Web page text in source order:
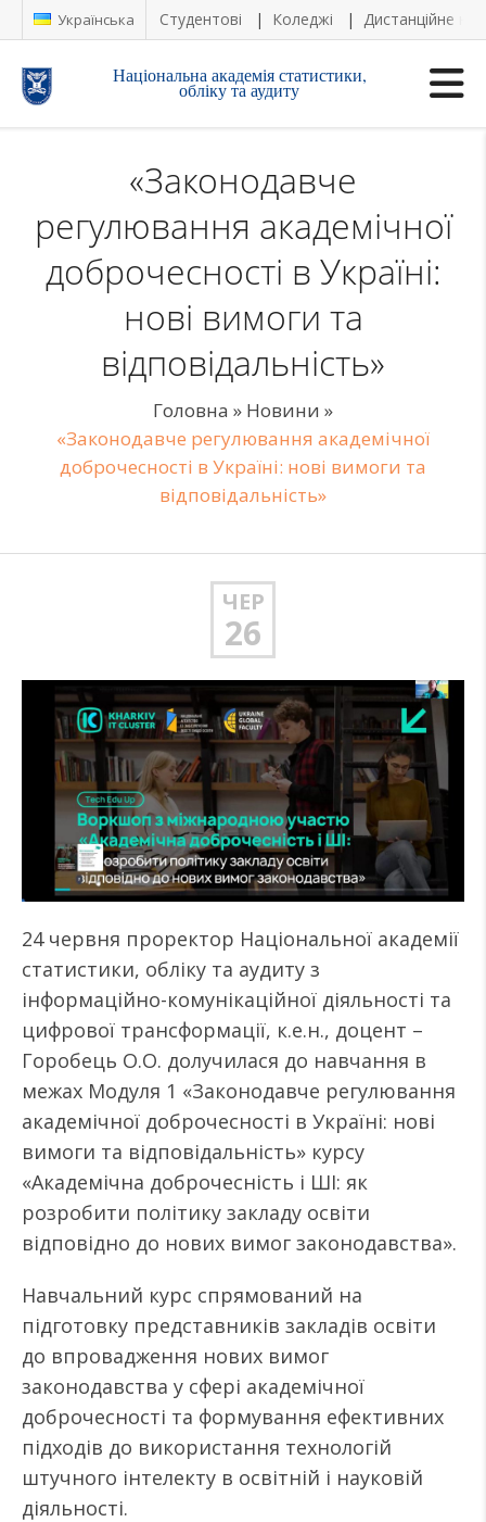
Українська Студентові Коледжі Дистанційне
Національна академія статистики,
обліку та аудиту
«Законодавче
регулювання академічної
доброчесності в Україні:
нові вимоги та
відповідальність»
Головна » Новини »
«Законодавче регулювання академічної
доброчесності в Україні: нові вимоги та
відповідальність»
ЧЕР
26
24 червня проректор Національної академії
статистики, обліку та аудиту з
інформаційно-комунікаційної діяльності та
цифрової трансформації, к.е.н., доцент –
Горобець О.О. долучилася до навчання в
межах Модуля 1 «Законодавче регулювання
академічної доброчесності в Україні: нові
вимоги та відповідальність» курсу
«Академічна доброчесність і ШІ: як
розробити політику закладу освіти
відповідно до нових вимог законодавства».
Навчальний курс спрямований на
підготовку представників закладів освіти
до впровадження нових вимог
законодавства у сфері академічної
доброчесності та формування ефективних
підходів до використання технологій
штучного інтелекту в освітній і науковій
діяльності.